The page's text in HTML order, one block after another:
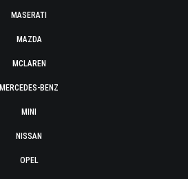
MASERATI
MAZDA
MCLAREN
MERCEDES-BENZ
MINI
NISSAN
OPEL